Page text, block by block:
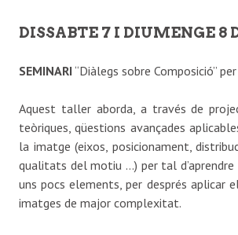
DISSABTE 7 I DIUMENGE 8
SEMINARI“Diàlegs sobre Composició”
Aquest taller aborda, a través de
teòriques, qüestions avançades
la imatge (eixos, posicionament,
qualitats del motiu …) per tal d’aprendre
uns pocs elements, per després aplicar
imatges de major complexitat.